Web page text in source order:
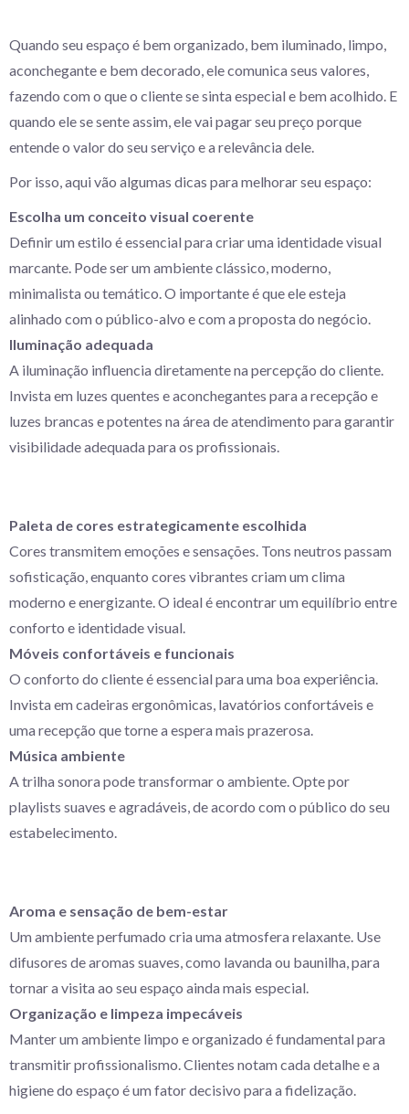
Quando seu espaço é bem organizado, bem iluminado, limpo,
aconchegante e bem decorado, ele comunica seus valores,
fazendo com o que o cliente se sinta especial e bem acolhido. E
quando ele se sente assim, ele vai pagar seu preço porque
entende o valor do seu serviço e a relevância dele.
Por isso, aqui vão algumas dicas para melhorar seu espaço:
Escolha um conceito visual coerente
Definir um estilo é essencial para criar uma identidade visual
marcante. Pode ser um ambiente clássico, moderno,
minimalista ou temático. O importante é que ele esteja
alinhado com o público-alvo e com a proposta do negócio.
Iluminação adequada
A iluminação influencia diretamente na percepção do cliente.
Invista em luzes quentes e aconchegantes para a recepção e
luzes brancas e potentes na área de atendimento para garantir
visibilidade adequada para os profissionais.
Paleta de cores estrategicamente escolhida
Cores transmitem emoções e sensações. Tons neutros passam
sofisticação, enquanto cores vibrantes criam um clima
moderno e energizante. O ideal é encontrar um equilíbrio entre
conforto e identidade visual.
Móveis confortáveis e funcionais
O conforto do cliente é essencial para uma boa experiência.
Invista em cadeiras ergonômicas, lavatórios confortáveis e
uma recepção que torne a espera mais prazerosa.
Música ambiente
A trilha sonora pode transformar o ambiente. Opte por
playlists suaves e agradáveis, de acordo com o público do seu
estabelecimento.
Aroma e sensação de bem-estar
Um ambiente perfumado cria uma atmosfera relaxante. Use
difusores de aromas suaves, como lavanda ou baunilha, para
tornar a visita ao seu espaço ainda mais especial.
Organização e limpeza impecáveis
Manter um ambiente limpo e organizado é fundamental para
transmitir profissionalismo. Clientes notam cada detalhe e a
higiene do espaço é um fator decisivo para a fidelização.